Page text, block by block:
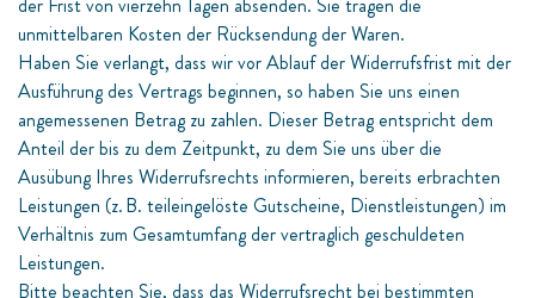
der Frist von vierzehn Tagen absenden. Sie tragen die
unmittelbaren Kosten der Rücksendung der Waren.
Haben Sie verlangt, dass wir vor Ablauf der Widerrufsfrist mit der
Ausführung des Vertrags beginnen, so haben Sie uns einen
angemessenen Betrag zu zahlen. Dieser Betrag entspricht dem
Anteil der bis zu dem Zeitpunkt, zu dem Sie uns über die
Ausübung Ihres Widerrufsrechts informieren, bereits erbrachten
Leistungen (z. B. teileingelöste Gutscheine, Dienstleistungen) im
Verhältnis zum Gesamtumfang der vertraglich geschuldeten
Leistungen.
Bitte beachten Sie, dass das Widerrufsrecht bei bestimmten